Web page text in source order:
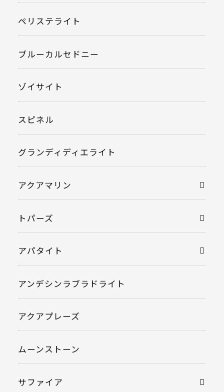
ペリステライト
ブルーカルセドニー
ゾイサイト
スピネル
グランディディエライト
アクアマリン
トパーズ
アパタイト
アンデシンラブラドライト
アクアプレーズ
ムーンストーン
サファイア